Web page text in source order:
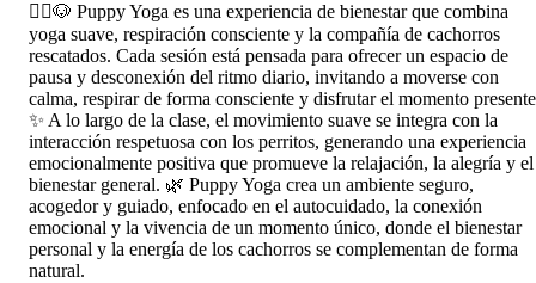
🧘‍♀️🐶 Puppy Yoga es una experiencia de bienestar que combina
yoga suave, respiración consciente y la compañía de cachorros
rescatados. Cada sesión está pensada para ofrecer un espacio de
pausa y desconexión del ritmo diario, invitando a moverse con
calma, respirar de forma consciente y disfrutar el momento
✨ A lo largo de la clase, el movimiento suave se integra con la
interacción respetuosa con los perritos, generando una experiencia
emocionalmente positiva que promueve la relajación, la alegría y el
bienestar general. 🌿 Puppy Yoga crea un ambiente seguro,
acogedor y guiado, enfocado en el autocuidado, la conexión
emocional y la vivencia de un momento único, donde el bienestar
personal y la energía de los cachorros se complementan de forma
natural.